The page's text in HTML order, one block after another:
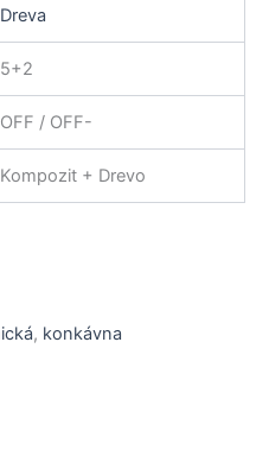
Dreva
5+2
OFF / OFF-
Kompozit + Drevo
, konkávna